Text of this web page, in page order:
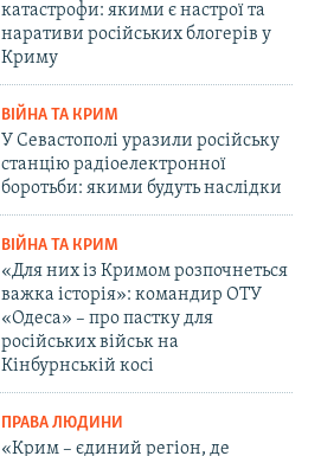
катастрофи: якими є настрої та
наративи російських блогерів у
Криму
ВІЙНА ТА КРИМ
У Севастополі уразили російську
станцію радіоелектронної
боротьби: якими будуть наслідки
ВІЙНА ТА КРИМ
«Для них із Кримом розпочнеться
важка історія»: командир ОТУ
«Одеса» – про пастку для
російських військ на
Кінбурнській косі
ПРАВА ЛЮДИНИ
«Крим – єдиний регіон, де